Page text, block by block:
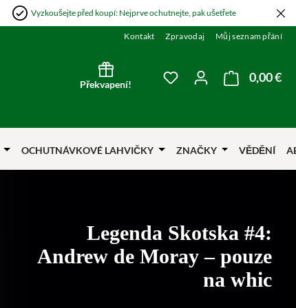
Vyzkoušejte před koupí: Nejprve ochutnejte, pak ušetřete
Kontakt Zpravodaj Můj seznam přání
Překvapení!
Máte 0 položky v0,00 €
OCHUTNÁVKOVÉ LAHVIČKY ZNAČKY VĚDĚNÍ
Legenda Skotska #4:
Andrew de Moray – pouze
na whic